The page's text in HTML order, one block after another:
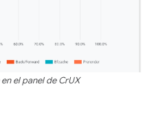
el panel de CrUX